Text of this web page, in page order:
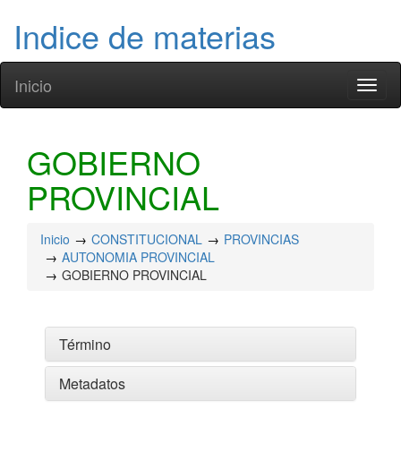
Indice de materias
Inicio
GOBIERNO
PROVINCIAL
Inicio CONSTITUCIONAL
PROVINCIAS
AUTONOMIA PROVINCIAL
GOBIERNO PROVINCIAL
Término
Metadatos